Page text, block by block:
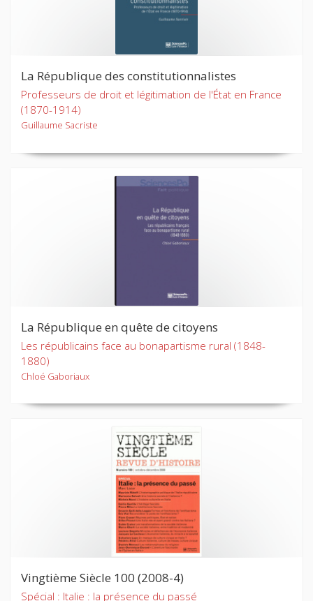
La République des constitutionnalistes
Professeurs de droit et légitimation de l'État en France
(1870-1914)
Guillaume Sacriste
La République en quête de citoyens
Les républicains face au bonapartisme rural (1848-
1880)
Chloé Gaboriaux
Vingtième Siècle 100 (2008-4)
Spécial : Italie : la présence du passé